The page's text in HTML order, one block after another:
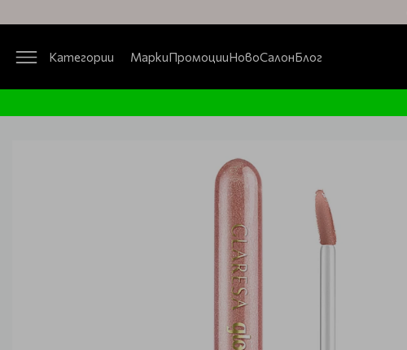
Категории МаркиПромоцииНовоСалонБлог